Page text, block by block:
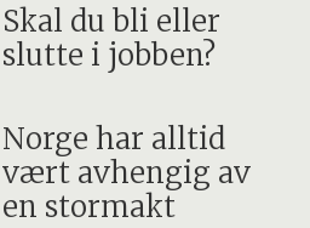
Skal du bli eller
slutte i jobben?
Norge har alltid
vært avhengig av
en stormakt